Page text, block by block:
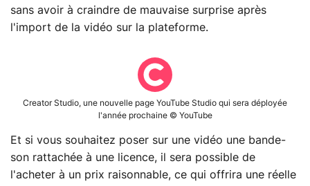
sans avoir à craindre de mauvaise surprise après
l'import de la vidéo sur la plateforme.
Creator Studio, une nouvelle page YouTube Studio qui sera déployée
l'année prochaine © YouTube
Et si vous souhaitez poser sur une vidéo une bande-
son rattachée à une licence, il sera possible de
l'acheter à un prix raisonnable, ce qui offrira une réelle